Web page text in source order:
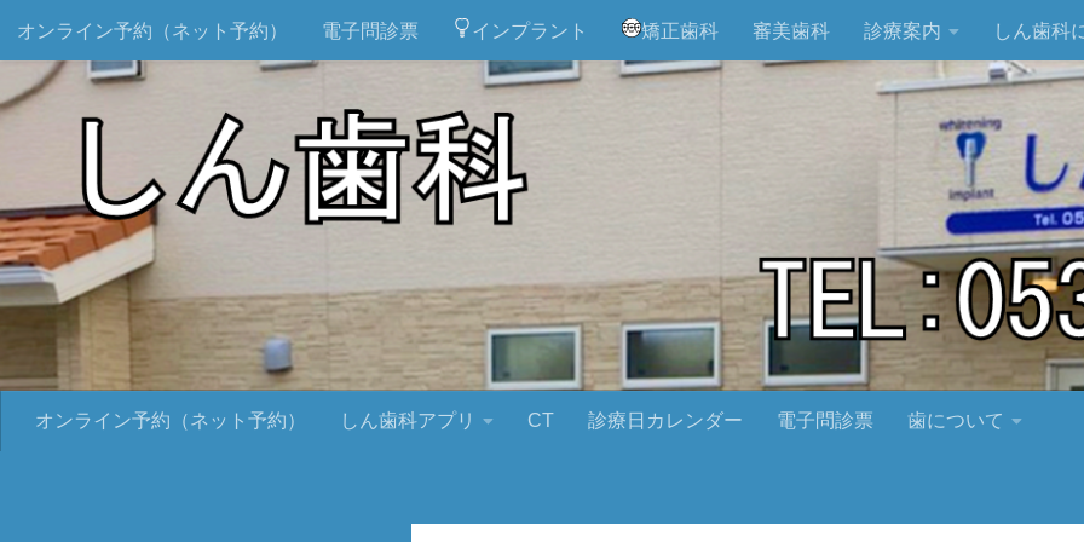
オンライン予約（ネット予約） 電子問診票 インプラント 矯正歯科 審美歯科 診療案内 しん歯科
オンライン予約（ネット予約） しん歯科アプリ CT 診療日カレンダー 電子問診票 歯について